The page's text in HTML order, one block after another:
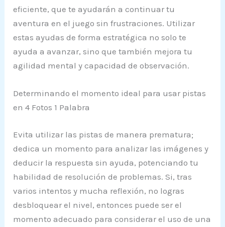
eficiente, que te ayudarán a continuar tu
aventura en el juego sin frustraciones. Utilizar
estas ayudas de forma estratégica no solo te
ayuda a avanzar, sino que también mejora tu
agilidad mental y capacidad de observación.
Determinando el momento ideal para usar pistas
en 4 Fotos 1 Palabra
Evita utilizar las pistas de manera prematura;
dedica un momento para analizar las imágenes y
deducir la respuesta sin ayuda, potenciando tu
habilidad de resolución de problemas. Si, tras
varios intentos y mucha reflexión, no logras
desbloquear el nivel, entonces puede ser el
momento adecuado para considerar el uso de una